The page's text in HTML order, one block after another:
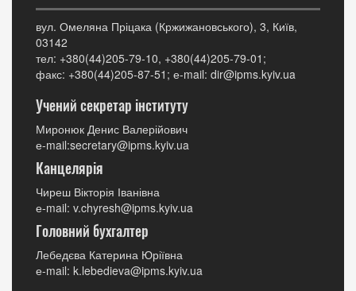
вул. Омеляна Пріцака (Кржижановського), 3, Київ,
03142
тел: +380(44)205-79-10, +380(44)205-79-01;
факс: +380(44)205-87-51; е-mail: dir@ipms.kyiv.ua
Учений секретар інституту
Миронюк Денис Валерійович
е-mail:secretary@ipms.kyiv.ua
Канцелярія
Чиреш Вікторія Іванівна
е-mail: v.chyresh@ipms.kyiv.ua
Головний бухгалтер
Лебедєва Катерина Юріївна
е-mail: k.lebedieva@ipms.kyiv.ua